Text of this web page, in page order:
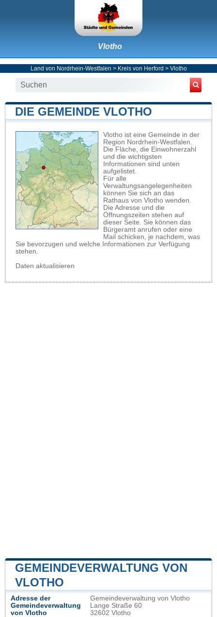
Vlotho
Land von Nordrhein-Westfalen > Kreis von Herford > Vlotho
DIE GEMEINDE VLOTHO
Vlotho ist eine Gemeinde in der
Region Nordrhein-Westfalen.
Die Fläche, die Einwohnerzahl
und die wichtigsten
Informationen sind unten
aufgelistet.
Für alle
Verwaltungsangelegenheiten
können Sie sich an das
Rathaus von Vlotho wenden.
Die Adresse und die
Öffnungszeiten stehen auf
dieser Seite. Sie können das
Bürgeramt anrufen oder eine
Mail schicken, je nachdem, was
Sie bevorzugen und welche Informationen zur Verfügung
stehen.
Daten aktualisieren
GEMEINDEVERWALTUNG VON
VLOTHO
Adresse der
Gemeindeverwaltung
von Vlotho
Gemeindeverwaltung von Vlotho
Lange Straße 60
32602 Vlotho